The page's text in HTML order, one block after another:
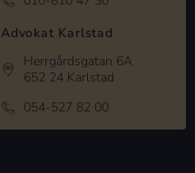
Advokat Karlstad
Herrgårdsgatan 6A
652 24 Karlstad
054-527 82 00